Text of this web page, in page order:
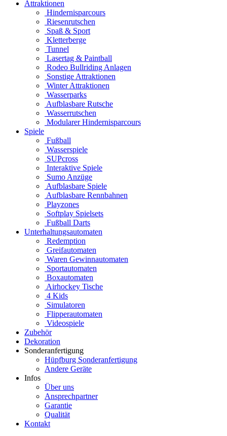
Attraktionen
Hindernisparcours
Riesenrutschen
Spaß & Sport
Kletterberge
Tunnel
Lasertag & Paintball
Rodeo Bullriding Anlagen
Sonstige Attraktionen
Winter Attraktionen
Wasserparks
Aufblasbare Rutsche
Wasserrutschen
Modularer Hindernisparcours
Spiele
Fußball
Wasserspiele
SUPcross
Interaktive Spiele
Sumo Anzüge
Aufblasbare Spiele
Aufblasbare Rennbahnen
Playzones
Softplay Spielsets
Fußball Darts
Unterhaltungsautomaten
Redemption
Greifautomaten
Waren Gewinnautomaten
Sportautomaten
Boxautomaten
Airhockey Tische
4 Kids
Simulatoren
Flipperautomaten
Videospiele
Zubehör
Dekoration
Sonderanfertigung
Hüpfburg Sonderanfertigung
Andere Geräte
Infos
Über uns
Ansprechpartner
Garantie
Qualität
Kontakt